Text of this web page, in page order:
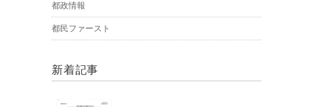
都政情報
都民ファースト
新着記事